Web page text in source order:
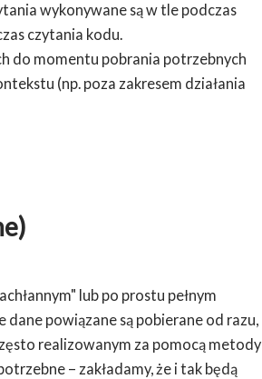
wykonywane są w tle podczas
czytania kodu.
do momentu pobrania potrzebnych
(np. poza zakresem działania
lub po prostu pełnym
powiązane są pobierane od razu,
realizowanym za pomocą metody
– zakładamy, że i tak będą